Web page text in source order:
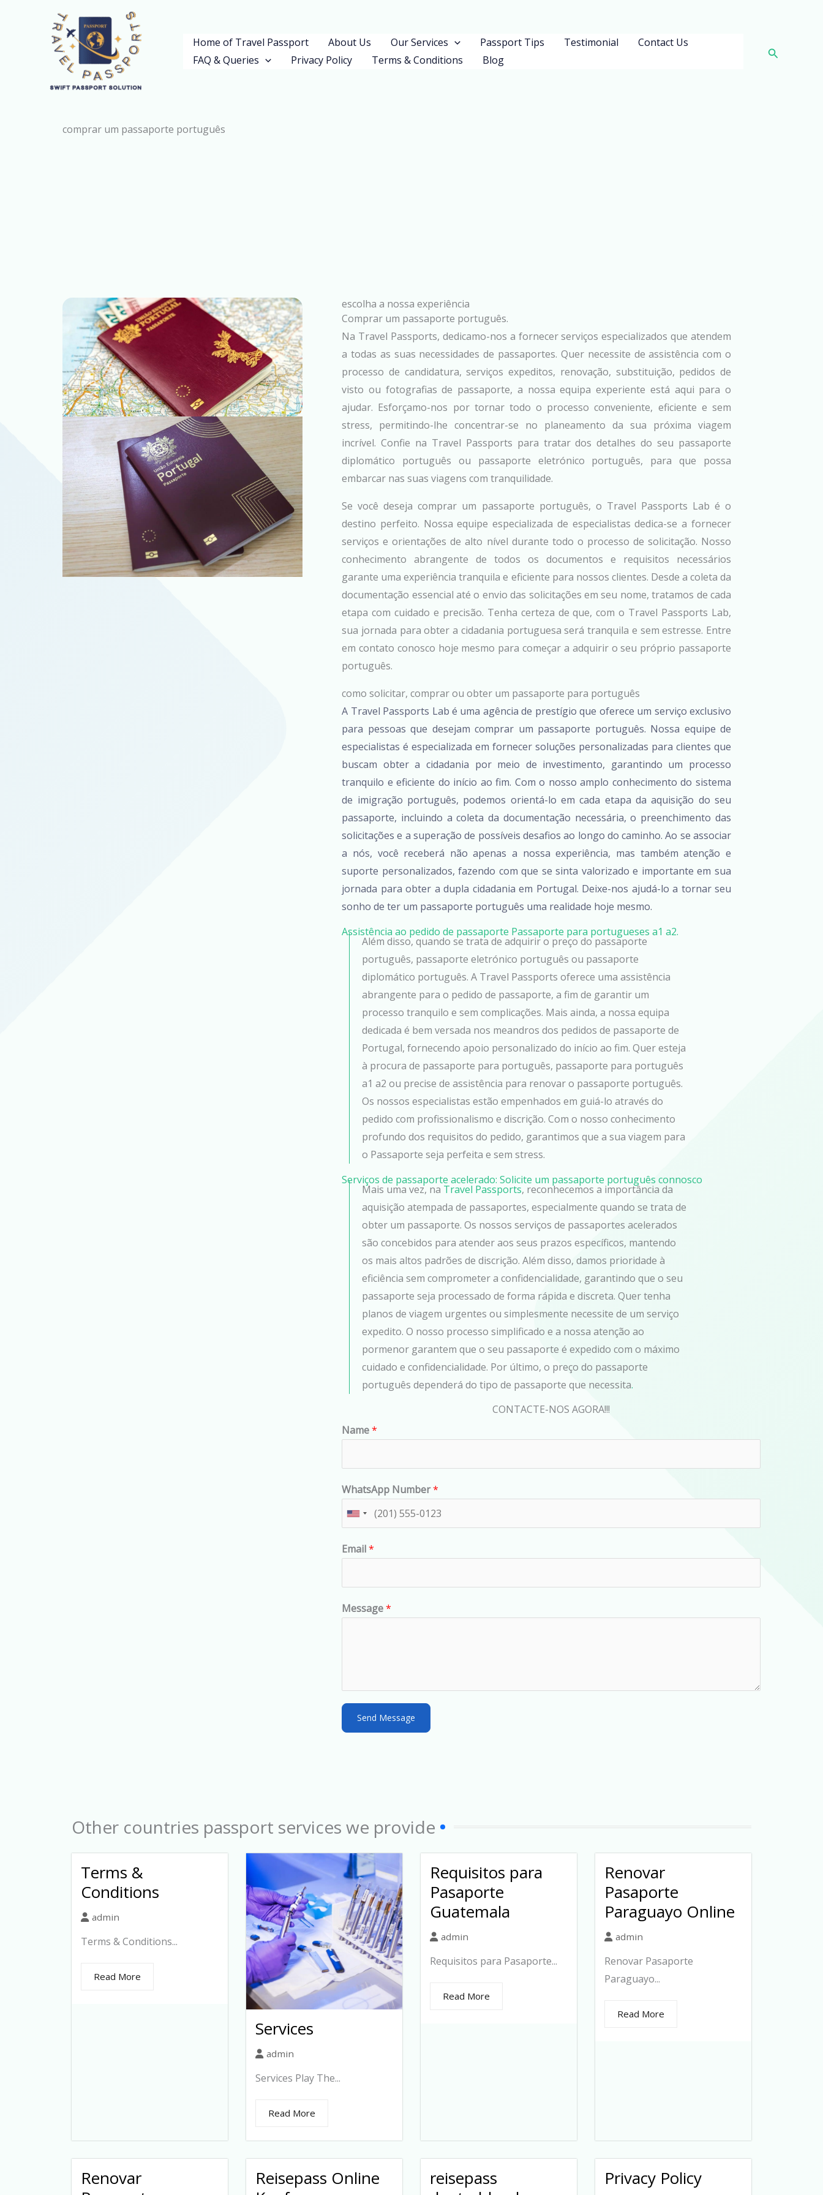
Home of Travel Passport About Us Our Services Passport Tips Testimonial
Contact Us
FAQ & Queries
Privacy Policy Terms & Conditions Blog
Search
comprar um passaporte português
escolha a nossa experiência
Comprar um passaporte português.
Na Travel Passports, dedicamo-nos a fornecer serviços especializados que atendem
a todas as suas necessidades de passaportes. Quer necessite de assistência com o
processo de candidatura, serviços expeditos, renovação, substituição, pedidos de
visto ou fotografias de passaporte, a nossa equipa experiente está aqui para o
ajudar. Esforçamo-nos por tornar todo o processo conveniente, eficiente e sem
stress, permitindo-lhe concentrar-se no planeamento da sua próxima viagem
incrível. Confie na Travel Passports para tratar dos detalhes do seu passaporte
diplomático português ou passaporte eletrónico português, para que possa
embarcar nas suas viagens com tranquilidade.
Se você deseja comprar um passaporte português, o Travel Passports Lab é o
destino perfeito. Nossa equipe especializada de especialistas dedica-se a fornecer
serviços e orientações de alto nível durante todo o processo de solicitação. Nosso
conhecimento abrangente de todos os documentos e requisitos necessários
garante uma experiência tranquila e eficiente para nossos clientes. Desde a coleta da
documentação essencial até o envio das solicitações em seu nome, tratamos de cada
etapa com cuidado e precisão. Tenha certeza de que, com o Travel Passports Lab,
sua jornada para obter a cidadania portuguesa será tranquila e sem estresse. Entre
em contato conosco hoje mesmo para começar a adquirir o seu próprio passaporte
português.
como solicitar, comprar ou obter um passaporte para português
A Travel Passports Lab é uma agência de prestígio que oferece um serviço exclusivo
para pessoas que desejam comprar um passaporte português. Nossa equipe de
especialistas é especializada em fornecer soluções personalizadas para clientes que
buscam obter a cidadania por meio de investimento, garantindo um processo
tranquilo e eficiente do início ao fim. Com o nosso amplo conhecimento do sistema
de imigração português, podemos orientá-lo em cada etapa da aquisição do seu
passaporte, incluindo a coleta da documentação necessária, o preenchimento das
solicitações e a superação de possíveis desafios ao longo do caminho. Ao se associar
a nós, você receberá não apenas a nossa experiência, mas também atenção e
suporte personalizados, fazendo com que se sinta valorizado e importante em sua
jornada para obter a dupla cidadania em Portugal. Deixe-nos ajudá-lo a tornar seu
sonho de ter um passaporte português uma realidade hoje mesmo.
Assistência ao pedido de passaporte Passaporte para portugueses a1 a2.
Além disso, quando se trata de adquirir o preço do passaporte
português, passaporte eletrónico português ou passaporte
diplomático português. A Travel Passports oferece uma assistência
abrangente para o pedido de passaporte, a fim de garantir um
processo tranquilo e sem complicações. Mais ainda, a nossa equipa
dedicada é bem versada nos meandros dos pedidos de passaporte de
Portugal, fornecendo apoio personalizado do início ao fim. Quer esteja
à procura de passaporte para português, passaporte para português
a1 a2 ou precise de assistência para renovar o passaporte português.
Os nossos especialistas estão empenhados em guiá-lo através do
pedido com profissionalismo e discrição. Com o nosso conhecimento
profundo dos requisitos do pedido, garantimos que a sua viagem para
o Passaporte seja perfeita e sem stress.
Serviços de passaporte acelerado: Solicite um passaporte português connosco
Mais uma vez, na Travel Passports, reconhecemos a importância da
aquisição atempada de passaportes, especialmente quando se trata de
obter um passaporte. Os nossos serviços de passaportes acelerados
são concebidos para atender aos seus prazos específicos, mantendo
os mais altos padrões de discrição. Além disso, damos prioridade à
eficiência sem comprometer a confidencialidade, garantindo que o seu
passaporte seja processado de forma rápida e discreta. Quer tenha
planos de viagem urgentes ou simplesmente necessite de um serviço
expedito. O nosso processo simplificado e a nossa atenção ao
pormenor garantem que o seu passaporte é expedido com o máximo
cuidado e confidencialidade. Por último, o preço do passaporte
português dependerá do tipo de passaporte que necessita.
CONTACTE-NOS AGORA!!!
Name*
WhatsApp Number*
U
i
e
d
s
+
Email*
Message*
Send Message
Other countries passport services we provide
Terms &
Conditions
admin
Terms & Conditions...
Read More
Services
admin
Services Play The...
Read More
Requisitos para
Pasaporte
Guatemala
admin
Requisitos para Pasaporte...
Read More
Renovar
Pasaporte
Paraguayo Online
admin
Renovar Pasaporte
Paraguayo...
Read More
Renovar
Reisepass Online
reisepass
Privacy Policy